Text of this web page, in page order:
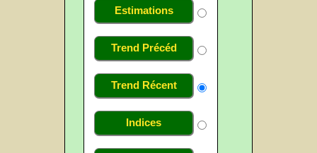
Estimations
Trend Précéd
Trend Récent
Indices